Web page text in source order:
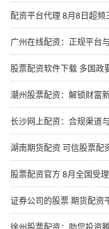
配资平台代理 8月8日超频三
广州在线配资：正规平台
股票配资软件下载 多国政
潮州股票配资：解锁财富
长沙网上配资：合规渠道
湖南期货配资 可信股票配
股票配资官方 8月全国受理网
证券公司的股票 期货配资
徐州股票配资：助您投资